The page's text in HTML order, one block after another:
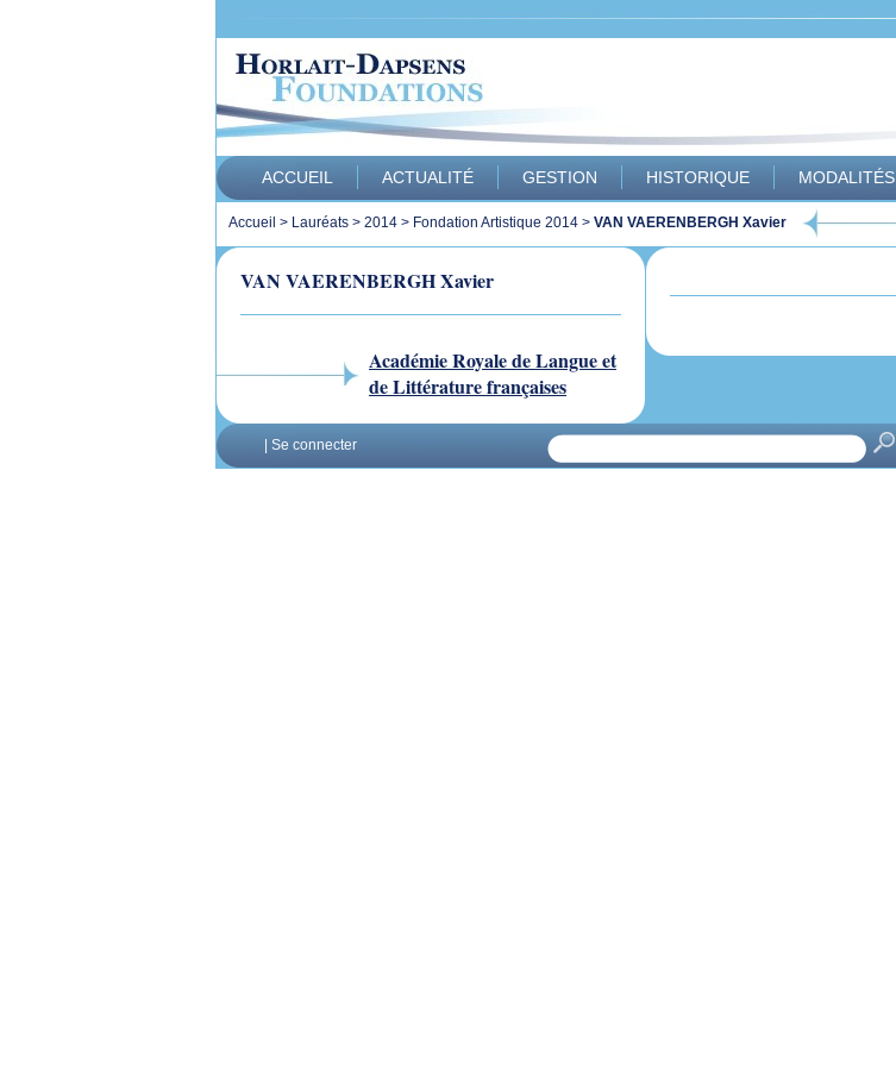
ACCUEIL ACTUALITÉ GESTION HISTORIQUE MODALITÉS
Accueil > Lauréats > 2014 > Fondation Artistique 2014 > VAN VAERENBERGH Xavier
VAN VAERENBERGH Xavier
Académie Royale de Langue et
de Littérature françaises
Se connecter